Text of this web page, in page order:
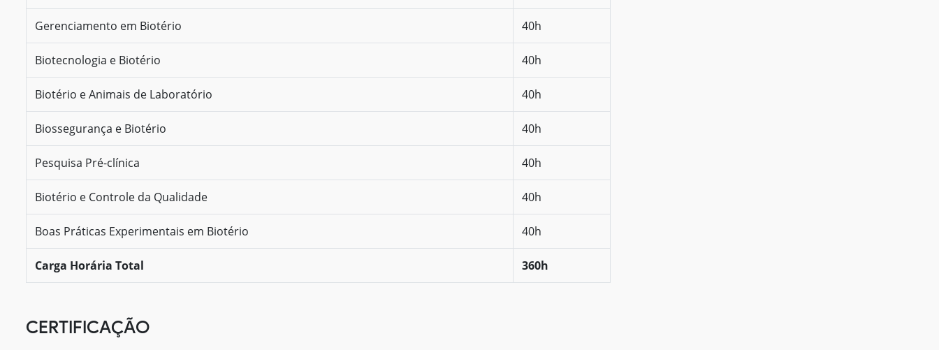
Gerenciamento em Biotério 40h
Biotecnologia e Biotério 40h
Biotério e Animais de Laboratório 40h
Biossegurança e Biotério 40h
Pesquisa Pré-clínica 40h
Biotério e Controle da Qualidade 40h
Boas Práticas Experimentais em Biotério 40h
Carga Horária Total 360h
CERTIFICAÇÃO